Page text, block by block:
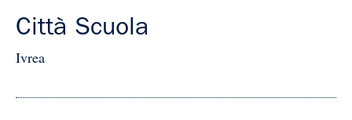
Città Scuola
Ivrea